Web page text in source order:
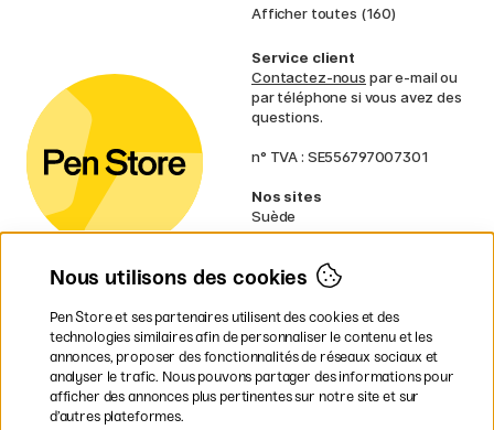
Afficher toutes (160)
Service client
Contactez-nous par e-mail ou
par téléphone si vous avez des
questions.
n° TVA : SE556797007301
Nos sites
Suède
Norvège
Finlande
Irlande
Pays-Bas
Royaume-Uni
UE
Nous utilisons des cookies
Pen Store et ses partenaires utilisent des cookies et des
technologies similaires afin de personnaliser le contenu et les
annonces, proposer des fonctionnalités de réseaux sociaux et
analyser le trafic. Nous pouvons partager des informations pour
afficher des annonces plus pertinentes sur notre site et sur
d’autres plateformes.